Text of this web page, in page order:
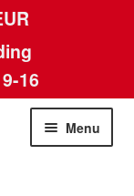
16
Menu